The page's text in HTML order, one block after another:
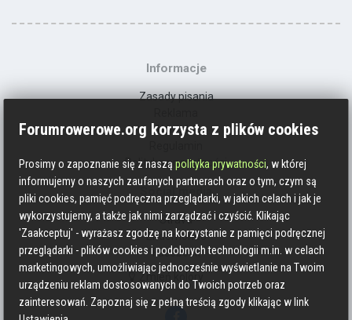
Informacje
Zasady pisania
Kontakt
Polityka prywatności
Social media
Strava
Endomondo
Facebook
Zmień kolory
Forumrowerowe.org korzysta z plików cookies
Prosimy o zapoznanie się z nasząpolityka prywatności, w której
informujemy o naszych zaufanych partnerach oraz o tym, czym są
pliki cookies, pamięć podręczna przeglądarki, w jakich celach i jak je
wykorzystujemy, a także jak nimi zarządzać i czyścić. Klikając
'Zaakceptuj' - wyrażasz zgodzę na korzystanie z pamięci podręcznej
przeglądarki - plików cookies i podobnych technologii m.in. w celach
marketingowych, umożliwiając jednocześnie wyświetlanie na Twoim
urządzeniu reklam dostosowanych do Twoich potrzeb oraz
zainteresowań. Zapoznaj się z pełną treścią zgody klikając w link